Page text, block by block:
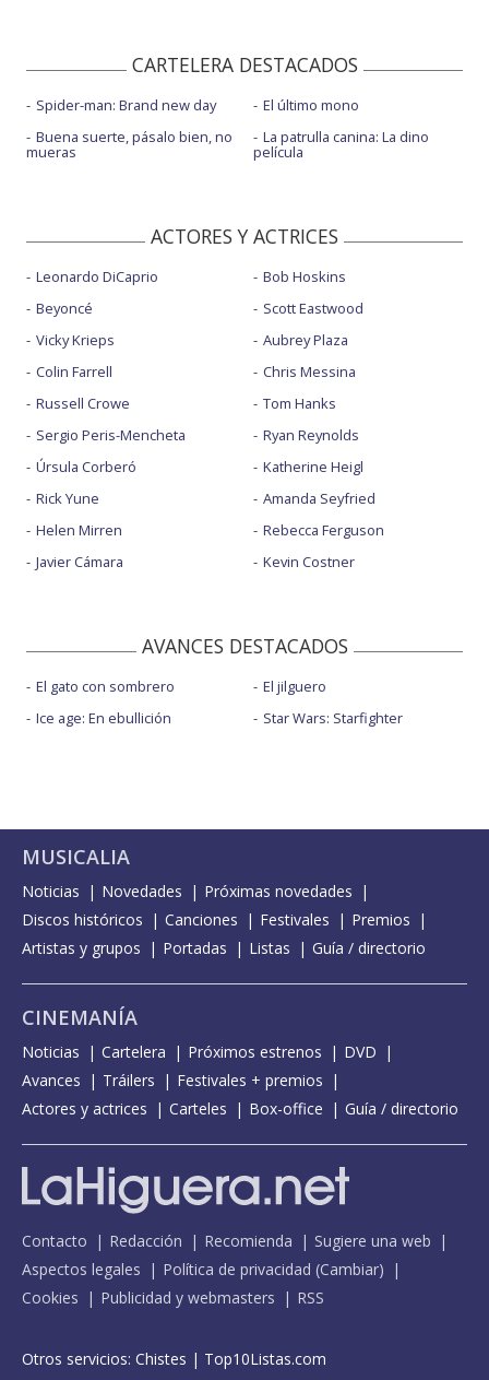
CARTELERA DESTACADOS
Spider-man: Brand new day
Buena suerte, pásalo bien, no
mueras
El último mono
La patrulla canina: La dino
película
ACTORES Y ACTRICES
Leonardo DiCaprio
Beyoncé
Vicky Krieps
Colin Farrell
Russell Crowe
Sergio Peris-Mencheta
Úrsula Corberó
Rick Yune
Helen Mirren
Javier Cámara
Bob Hoskins
Scott Eastwood
Aubrey Plaza
Chris Messina
Tom Hanks
Ryan Reynolds
Katherine Heigl
Amanda Seyfried
Rebecca Ferguson
Kevin Costner
AVANCES DESTACADOS
El gato con sombrero
Ice age: En ebullición
El jilguero
Star Wars: Starfighter
MUSICALIA
Noticias Novedades
Próximas novedades
Discos históricos
Canciones Festivales
Premios
Artistas y grupos
Portadas Listas Guía / directorio
CINEMANÍA
Noticias Cartelera Próximos estrenos
DVD
Avances
Tráilers
Festivales + premios
Actores y actrices
Carteles Box-office Guía / directorio
Contacto Redacción Recomienda
Sugiere una web
Aspectos legales
Política de privacidad (Cambiar)
Cookies
Publicidad y webmasters RSS
Otros servicios: Chistes | Top10Listas.com